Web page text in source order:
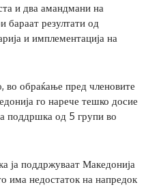
и два амандмани на
бараат резултати од
и имплементација на
во обраќање пред членовите
го нарече тешко досие
поддршка од 5 групи во
ја поддржуваат Македонија
има недостаток на напредок